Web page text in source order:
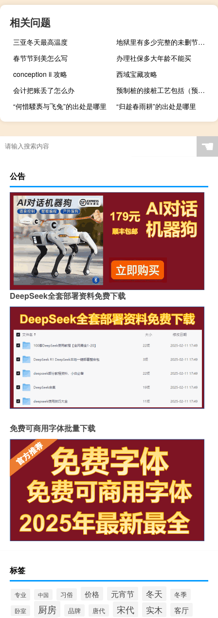
相关问题
三亚冬天最高温度
地狱里有多少完整的未删节版？
春节节到美怎么写
办理社保多大年龄不能买
conception ii 攻略
西域宝藏攻略
会计把账丢了怎么办
预制桩的接桩工艺包括（预制桩）
“何惜騕褭与飞兔”的出处是哪里
“归趁春雨耕”的出处是哪里
☚
公告
DeepSeek全套部署资料免费下载
免费可商用字体批量下载
标签
专业 中国 习俗 价格 元宵节 冬天 冬季
卧室 厨房 品牌 唐代 宋代 实木 客厅